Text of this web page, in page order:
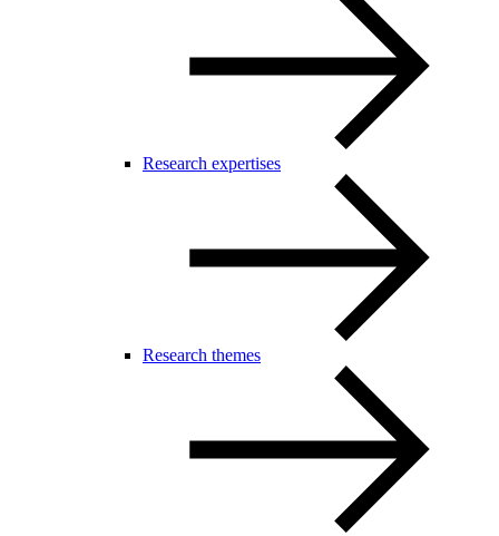
Research expertises
Research themes